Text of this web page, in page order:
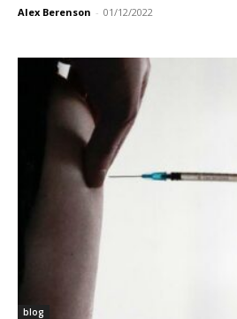
Alex Berenson - 01/12/2022
blog